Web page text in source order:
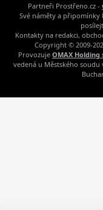
Partneři Prostřeno.cz -
Své náměty a
Kontakty na redakci,
Copyright © 2009-
Provozuje OMAX Holding
vedená u Městského soudu